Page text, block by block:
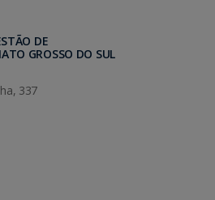
DE
GROSSO DO SUL
337